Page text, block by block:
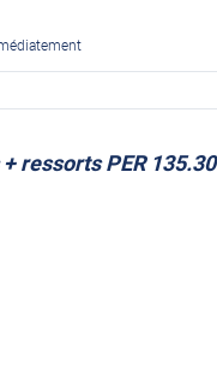
ressorts PER 135.30